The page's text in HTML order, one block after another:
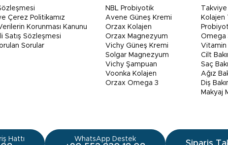
Çerez Politikamız
Korunması Kanunu
Satış Sözleşmesi
Sorular
NBL Probiyotik
Avene Güneş Kremi
Orzax Kolajen
Orzax Magnezyum
Vichy Güneş Kremi
Solgar Magnezyum
Vichy Şampuan
Voonka Kolajen
Orzax Omega 3
Kolajen
Omega
Vitamin
Cilt
Saç
Ağız
Diş
Makyaj
Hattı WhatsApp Destek